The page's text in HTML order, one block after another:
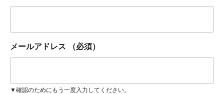
メールアドレス （必須）
▼確認のためにもう一度入力してください。